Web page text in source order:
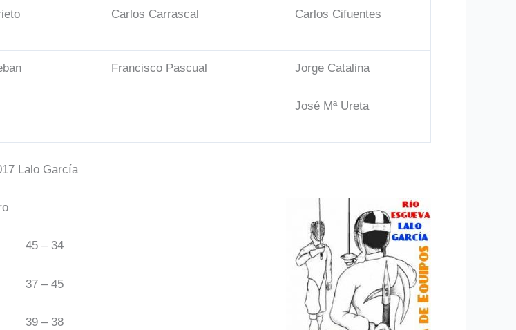
Carlos Carrascal Carlos Cifuentes
Francisco Pascual Jorge Catalina
José Mª Ureta
Lalo García
– 34
– 45
– 38